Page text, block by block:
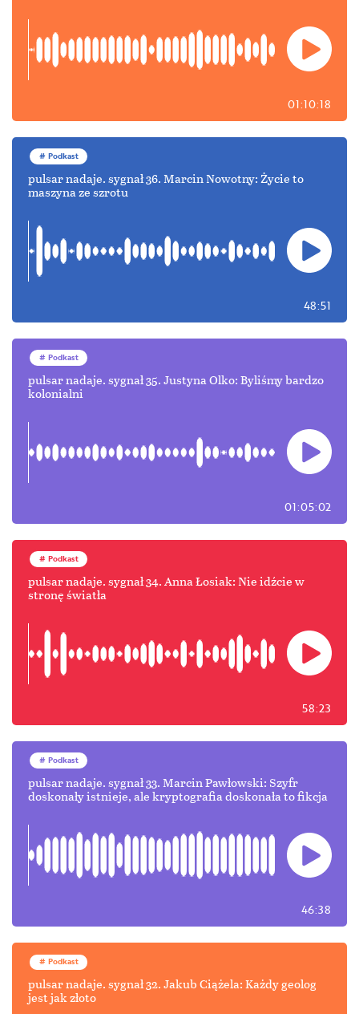
01:10:18
Podkast
pulsar nadaje. sygnał 36. Marcin Nowotny: Życie to
maszyna ze szrotu
48:51
Podkast
pulsar nadaje. sygnał 35. Justyna Olko: Byliśmy bardzo
kolonialni
01:05:02
Podkast
pulsar nadaje. sygnał 34. Anna Łosiak: Nie idźcie w
stronę światła
58:23
Podkast
pulsar nadaje. sygnał 33. Marcin Pawłowski: Szyfr
doskonały istnieje, ale kryptografia doskonała to fikcja
46:38
Podkast
pulsar nadaje. sygnał 32. Jakub Ciążela: Każdy geolog
jest jak złoto